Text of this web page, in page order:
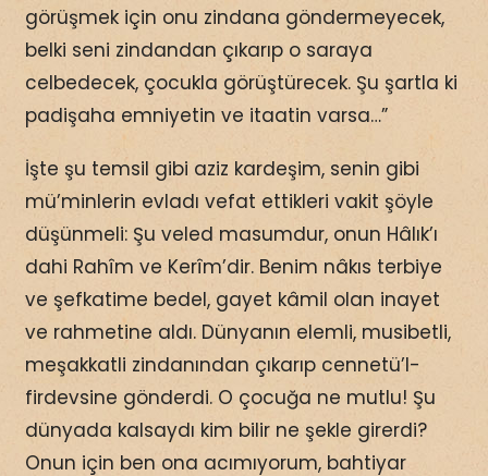
görüşmek için onu zindana göndermeyecek,
belki seni zindandan çıkarıp o saraya
celbedecek, çocukla görüştürecek. Şu şartla ki
padişaha emniyetin ve itaatin varsa…”
İşte şu temsil gibi aziz kardeşim, senin gibi
mü’minlerin evladı vefat ettikleri vakit şöyle
düşünmeli: Şu veled masumdur, onun Hâlık’ı
dahi Rahîm ve Kerîm’dir. Benim nâkıs terbiye
ve şefkatime bedel, gayet kâmil olan inayet
ve rahmetine aldı. Dünyanın elemli, musibetli,
meşakkatli zindanından çıkarıp cennetü’l-
firdevsine gönderdi. O çocuğa ne mutlu! Şu
dünyada kalsaydı kim bilir ne şekle girerdi?
Onun için ben ona acımıyorum, bahtiyar